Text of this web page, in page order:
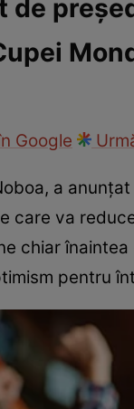
de
Google
a
care va
chiar
pentru